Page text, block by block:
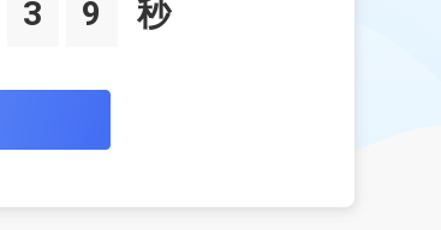
3 8 秒